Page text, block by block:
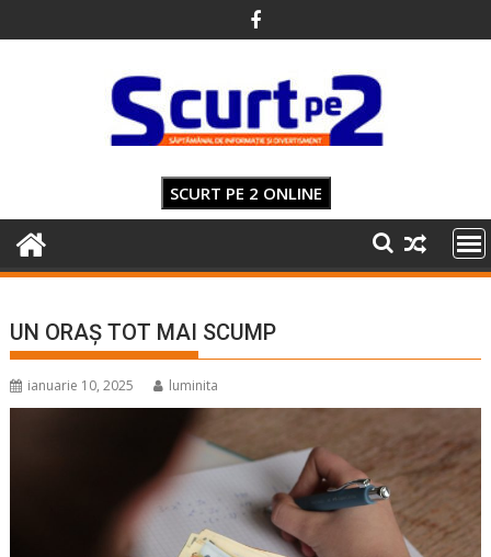
to
SCURT PE 2 ONLINE
UN ORAȘ TOT MAI SCUMP
ianuarie 10, 2025 luminita